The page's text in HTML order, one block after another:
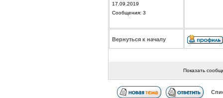
17.09.2019
Сообщения: 3
Вернуться к началу
Показать